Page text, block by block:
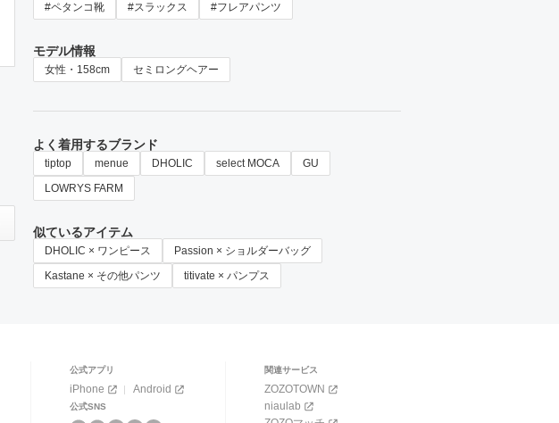
#ペタンコ靴
#スラックス #フレアパンツ
モデル情報
女性・158cm セミロングヘアー
よく着用するブランド
tiptop menue DHOLIC select MOCA
GU
LOWRYS FARM
似ているアイテム
DHOLIC × ワンピース
Passion × ショルダーバッグ
Kastane × その他パンツ
titivate × パンプス
公式アプリ
iPhone Android
公式SNS
関連サービス
ZOZOTOWN
niaulab